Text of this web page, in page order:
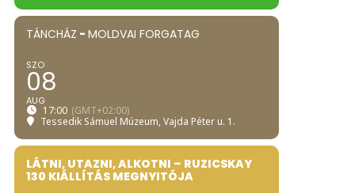
TÁNCHÁZ - MOLDVAI FORGATAG
SZO
08
AUG
17:00 (GMT+02:00)
Tessedik Sámuel Múzeum, Vajda Péter u. 1.
LÁTNI, UTAZNI, ALKOTNI – RUZICSKAY
130 KIÁLLÍTÁS MEGNYITÓJA